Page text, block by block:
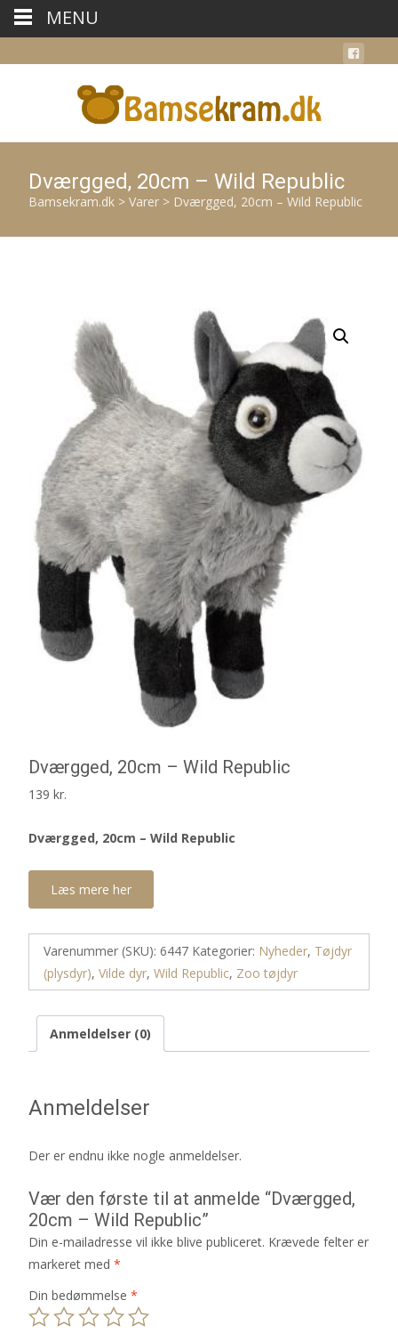
Dværgged, 20cm – Wild Republic
Bamsekram.dk > Varer > Dværgged, 20cm – Wild Republic
Dværgged, 20cm – Wild Republic
139 kr.
Dværgged, 20cm – Wild Republic
Læs mere her
Varenummer (SKU): 6447 Kategorier: Nyheder, Tøjdyr
(plysdyr), Vilde dyr, Wild Republic, Zoo tøjdyr
Anmeldelser (0)
Anmeldelser
Der er endnu ikke nogle anmeldelser.
Vær den første til at anmelde “Dværgged,
20cm – Wild Republic”
Din e-mailadresse vil ikke blive publiceret. Krævede felter er
markeret med *
Din bedømmelse *
MENU